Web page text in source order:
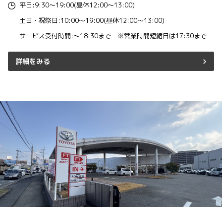
平日:9:30～19:00(昼休12:00～13:00)
土日・祝祭日:10:00～19:00(昼休12:00～13:00)
サービス受付時間:～18:30まで ※営業時間短縮日は17:30まで
詳細をみる